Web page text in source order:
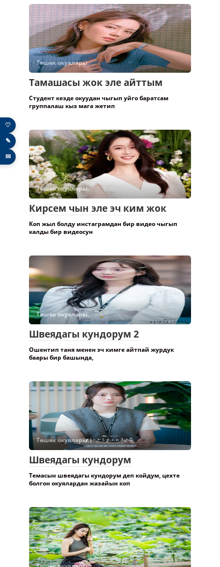
Төшөк окуялары.
Тамашасы жок эле айттым
Студент кезде окуудан чыгып уйго баратсам
Төшөк окуялары.
Кирсем чын эле эч ким жок
Коп жыл болду инстаграмдан бир видео чыгып
Төшөк окуялары.
Швеядагы кундорум 2
Ошентип таня менен эч кимге айтпай журдук
Төшөк окуялары.
Швеядагы кундорум
Темасын швеядагы кундорум деп койдум, цехте
♡
✎
✉